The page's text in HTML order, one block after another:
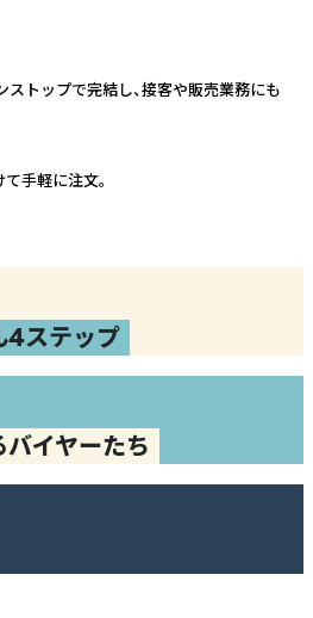
トップで完結し、接客や販売業務にも
手軽に注文。
4ステップ
イヤーたち